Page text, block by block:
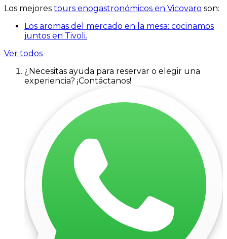
Los mejores tours enogastronómicos en Vicovaro son:
Los aromas del mercado en la mesa: cocinamos
juntos en Tivoli.
Ver todos
¿Necesitas ayuda para reservar o elegir una
experiencia? ¡Contáctanos!